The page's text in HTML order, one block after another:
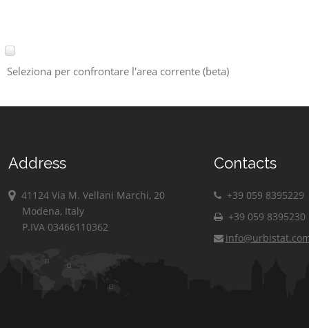
Seleziona per confrontare l'area corrente (beta)
Address
41124 Via M. Vellani Marchi, 20
Modena, Italy
P.IVA 03466110362
Contacts
+39 059 8395229
+39 059 8395230